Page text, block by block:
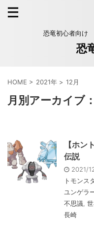
恐竜初心者向け
恐
HOME > 2021年 > 12月
月別アーカイブ
【ホン
伝説
2021/
トモンス
ユンゲラ
不思議
長崎